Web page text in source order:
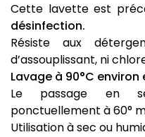
Cette lavette est
désinfection.
Résiste aux
d’assouplissant, ni
Lavage à 90°C environ
Le passage en
ponctuellement à 60°
Utilisation à sec ou